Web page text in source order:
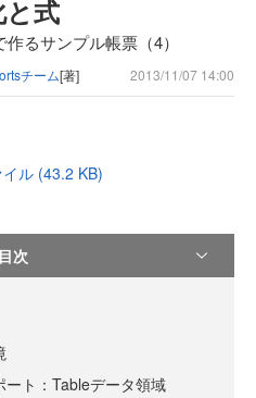
式
るサンプル帳票（4）
チーム[著] 2013/11/07 14:00
ル (43.2 KB)
目次
ート：Tableデータ領域